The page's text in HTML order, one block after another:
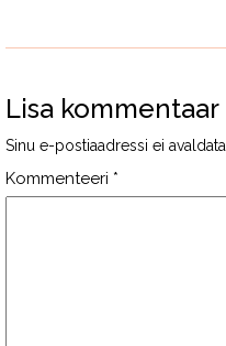
Lisa kommentaar
Sinu e-postiaadressi ei avaldata.
Kommenteeri *